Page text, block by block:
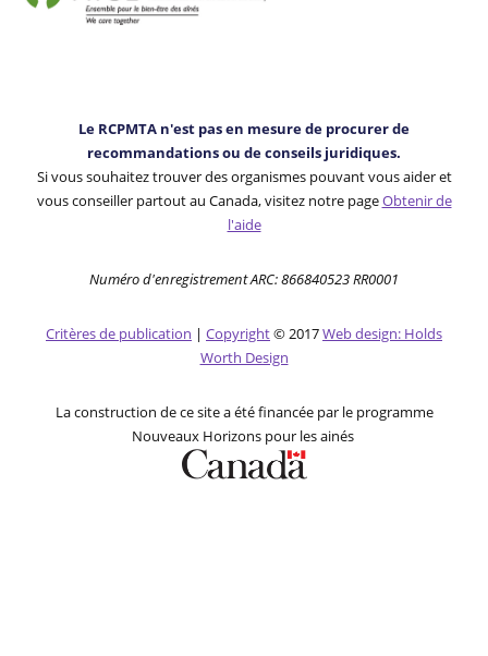
Le RCPMTA n'est pas en mesure de procurer de
recommandations ou de conseils juridiques.
Si vous souhaitez trouver des organismes pouvant vous aider et
vous conseiller partout au Canada, visitez notre pageObtenir de
l'aide
Numéro d'enregistrement ARC: 866840523 RR0001
Critères de publication | Copyright© 2017Web design: Holds
Worth Design
La construction de ce site a été financée par le programme
Nouveaux Horizons pour les ainés